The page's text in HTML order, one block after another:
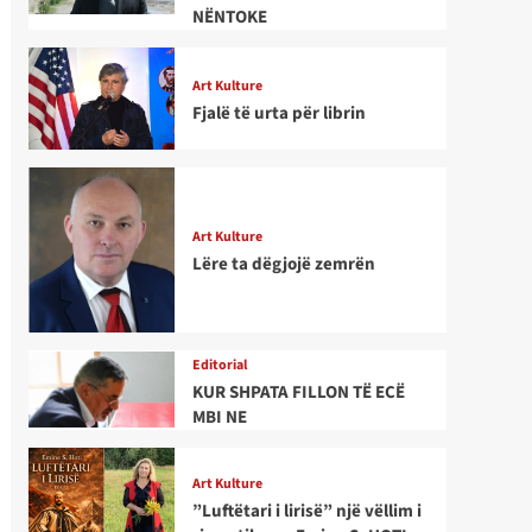
NËNTOKE
Art Kulture
Fjalë të urta për librin
Art Kulture
Lëre ta dëgjojë zemrën
Editorial
KUR SHPATA FILLON TË ECË
MBI NE
Art Kulture
”Luftëtari i lirisë” një vëllim i